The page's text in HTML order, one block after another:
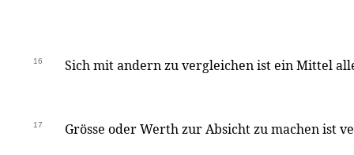
16 Sich mit andern zu vergleichen ist ein Mittel
17 Grösse oder Werth zur Absicht zu machen ist